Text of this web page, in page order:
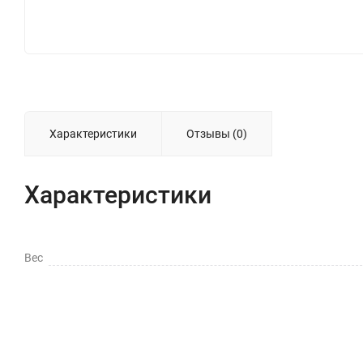
Характеристики Отзывы (0)
Характеристики
Вес